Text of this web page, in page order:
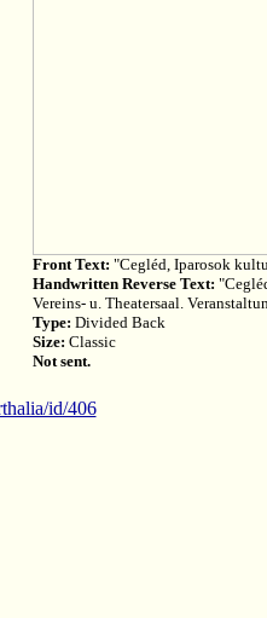
Front Text: "Cegléd, Iparosok
Handwritten Reverse Text:
Vereins- u. Theatersaal.
Type: Divided Back
Size: Classic
Not sent.
id/406